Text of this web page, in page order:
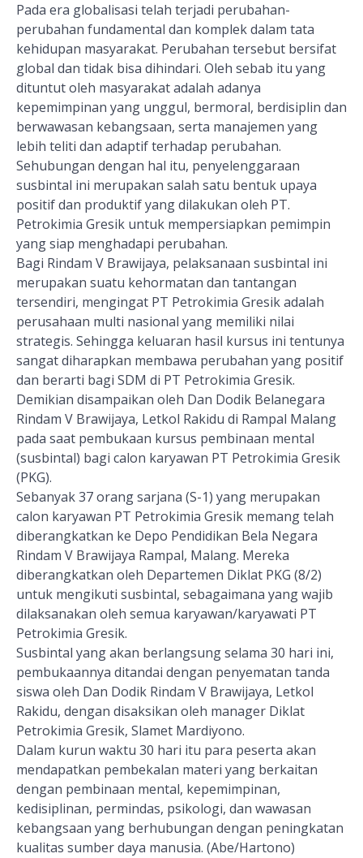
Pada era globalisasi telah terjadi perubahan-
perubahan fundamental dan komplek dalam tata
kehidupan masyarakat. Perubahan tersebut bersifat
global dan tidak bisa dihindari. Oleh sebab itu yang
dituntut oleh masyarakat adalah adanya
kepemimpinan yang unggul, bermoral, berdisiplin dan
berwawasan kebangsaan, serta manajemen yang
lebih teliti dan adaptif terhadap perubahan.
Sehubungan dengan hal itu, penyelenggaraan
susbintal ini merupakan salah satu bentuk upaya
positif dan produktif yang dilakukan oleh PT.
Petrokimia Gresik untuk mempersiapkan pemimpin
yang siap menghadapi perubahan.
Bagi Rindam V Brawijaya, pelaksanaan susbintal ini
merupakan suatu kehormatan dan tantangan
tersendiri, mengingat PT Petrokimia Gresik adalah
perusahaan multi nasional yang memiliki nilai
strategis. Sehingga keluaran hasil kursus ini tentunya
sangat diharapkan membawa perubahan yang positif
dan berarti bagi SDM di PT Petrokimia Gresik.
Demikian disampaikan oleh Dan Dodik Belanegara
Rindam V Brawijaya, Letkol Rakidu di Rampal Malang
pada saat pembukaan kursus pembinaan mental
(susbintal) bagi calon karyawan PT Petrokimia Gresik
(PKG).
Sebanyak 37 orang sarjana (S-1) yang merupakan
calon karyawan PT Petrokimia Gresik memang telah
diberangkatkan ke Depo Pendidikan Bela Negara
Rindam V Brawijaya Rampal, Malang. Mereka
diberangkatkan oleh Departemen Diklat PKG (8/2)
untuk mengikuti susbintal, sebagaimana yang wajib
dilaksanakan oleh semua karyawan/karyawati PT
Petrokimia Gresik.
Susbintal yang akan berlangsung selama 30 hari ini,
pembukaannya ditandai dengan penyematan tanda
siswa oleh Dan Dodik Rindam V Brawijaya, Letkol
Rakidu, dengan disaksikan oleh manager Diklat
Petrokimia Gresik, Slamet Mardiyono.
Dalam kurun waktu 30 hari itu para peserta akan
mendapatkan pembekalan materi yang berkaitan
dengan pembinaan mental, kepemimpinan,
kedisiplinan, permindas, psikologi, dan wawasan
kebangsaan yang berhubungan dengan peningkatan
kualitas sumber daya manusia. (Abe/Hartono)